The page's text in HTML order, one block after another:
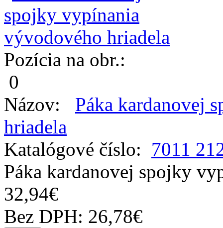
Pozícia na obr.:
0
Názov: Páka kardanovej
hriadela
Katalógové číslo: 7011
Páka kardanovej spojky
32,94€
Bez DPH: 26,78€